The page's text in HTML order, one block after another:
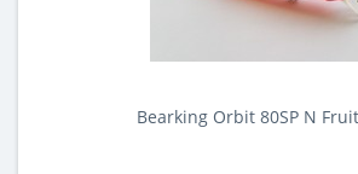
Bearking Orbit 80SP N